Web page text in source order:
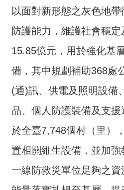
常
問
電
報
RSS
安
以面對新形態之灰色地
防護能力，維護社會穩定
15.85億元，用於強化基
備，其中規劃補助368處
(通)訊、供電及照明設備
品、個人防護裝備及支
於全臺7,748個村（里）
置相關維生設備，並加
一線防救災單位足夠之